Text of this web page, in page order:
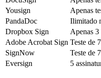
Yousign
Apenas
PandaDoc
Ilimitado
Dropbox Sign
Apenas 3
Adobe Acrobat Sign Teste de
SignNow
Teste de
Eversign
5